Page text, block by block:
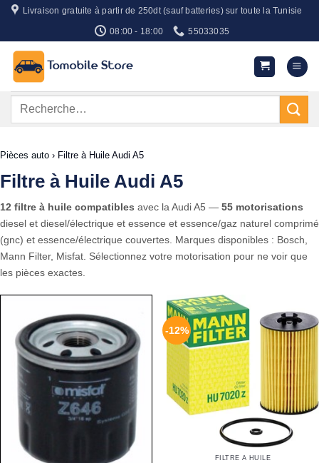
Passer
contenu
Livraison gratuite à partir de 250dt (sauf batteries) sur toute la Tunisie
08:00 - 18:00 55033035
Recherche
Pièces auto › Filtre à Huile Audi A5
Filtre à Huile Audi A5
12 filtre à huile compatibles avec la Audi A5 — 55 motorisations
diesel et diesel/électrique et essence et essence/gaz naturel comprimé
(gnc) et essence/électrique couvertes. Marques disponibles : Bosch,
Mann Filter, Misfat. Sélectionnez votre motorisation pour ne voir que
les pièces exactes.
-12%
FILTRE À HUILE